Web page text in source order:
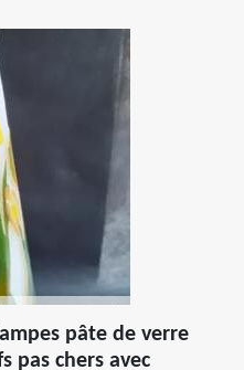
pâte de verre
pas chers avec